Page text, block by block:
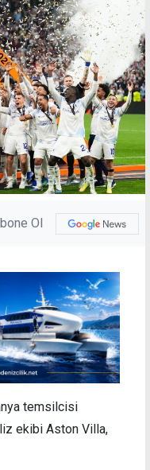
Ol
temsilcisi
ekibi Aston Villa,